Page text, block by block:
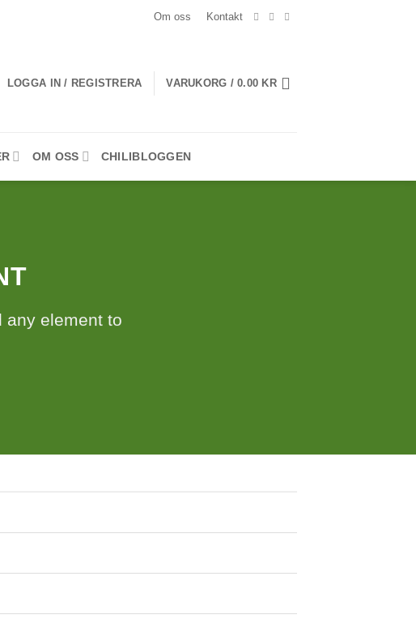
Om oss Kontakt
LOGGA IN / REGISTRERA VARUKORG /0.00 KR
OM OSS CHILIBLOGGEN
any element to